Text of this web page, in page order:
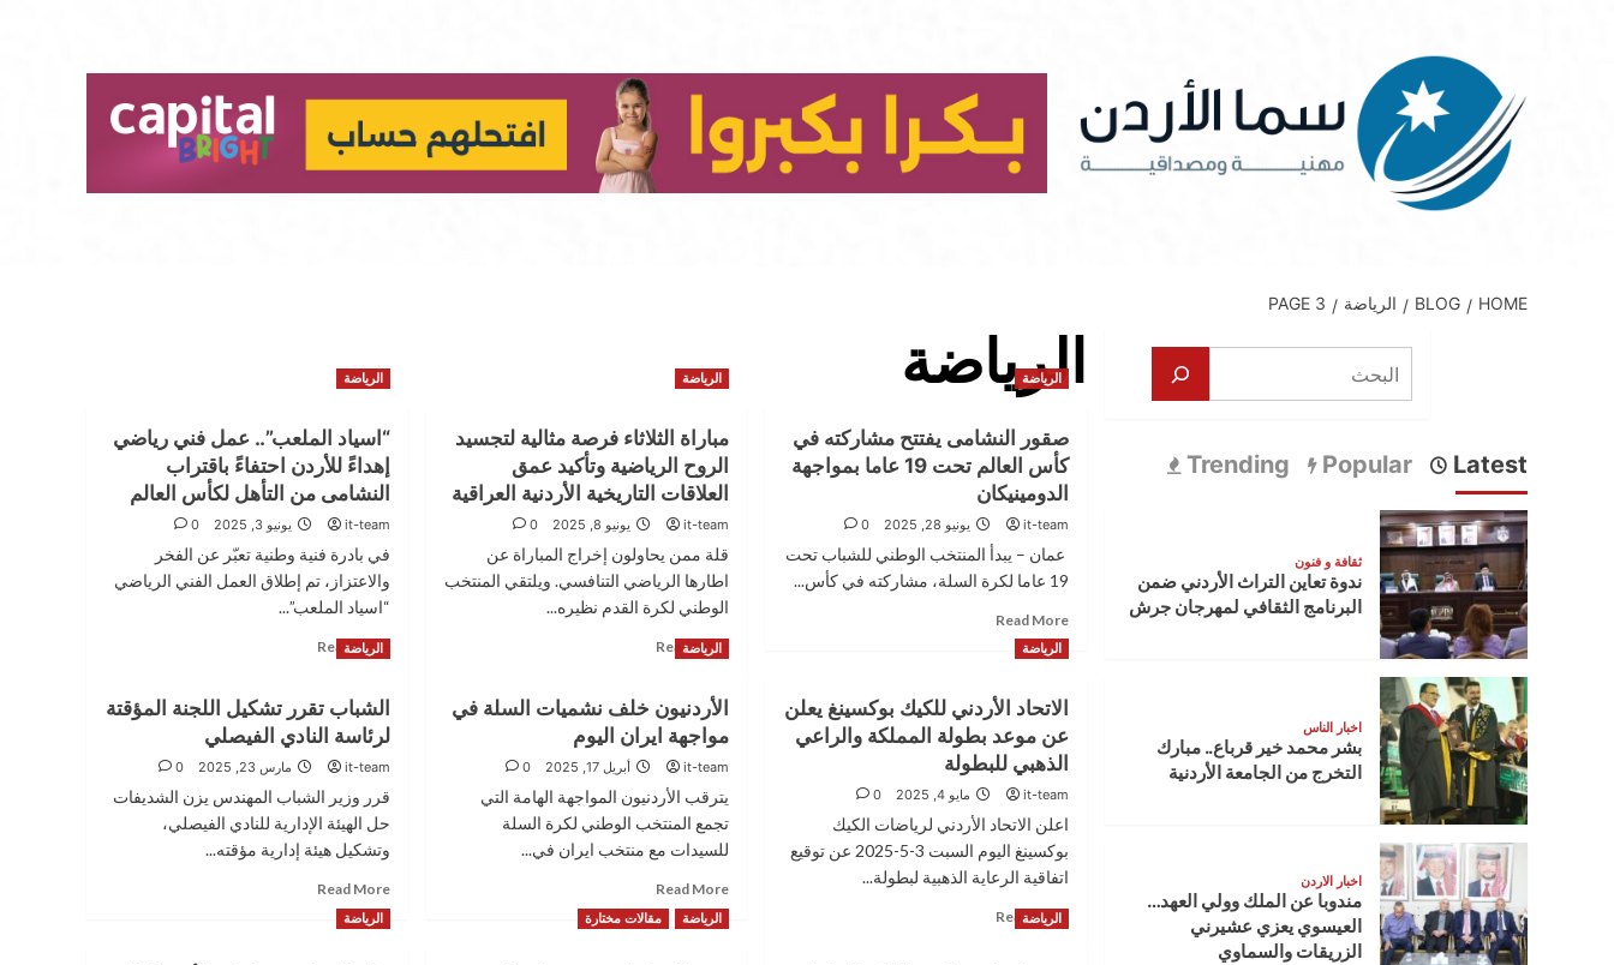
HOME
BLOG الرياضة PAGE 3
الرياضة
الرياضة
‏صقور النشامى يفتتح مشاركته في
كأس العالم تحت 19 عاما بمواجهة
الدومينيكان
it-team يونيو 28, 2025 0
‏ ‏‏عمان – يبدأ المنتخب الوطني للشباب تحت
19 عاما لكرة السلة، مشاركته في كأس...
Read More
النشامى
يفتتح
مشاركته
في
كأس
العالم
تحت
19
عاما
الرياضة
مباراة الثلاثاء فرصة مثالية لتجسيد
الروح الرياضية وتأكيد عمق
العلاقات التاريخية الأردنية العراقية
it-team يونيو 8, 2025 0
قلة ممن يحاولون إخراج المباراة عن
اطارها الرياضي التنافسي. ويلتقي المنتخب
الوطني لكرة القدم نظيره...
Read More
Read
مباراة
الثلاثاء
فرصة
مثالية
لتجسيد
الروح
الرياضية
عمق
العلاقات
الرياضة
“اسياد الملعب”.. عمل فني رياضي
إهداءً للأردن احتفاءً باقتراب
النشامى من التأهل لكأس العالم
it-team يونيو 3, 2025 0
في بادرة فنية وطنية تعبّر عن الفخر
والاعتزاز، تم إطلاق العمل الفني الرياضي
“اسياد الملعب”...
Read More
“اسياد
الملعب”..
عمل
رياضي
إهداءً
للأردن
الرياضة
الاتحاد الأردني للكيك بوكسينغ يعلن
عن موعد بطولة المملكة والراعي
الذهبي للبطولة
it-team مايو 4, 2025 0
اعلن الاتحاد الأردني لرياضات الكيك
بوكسينغ اليوم السبت 3-5-2025 عن توقيع
اتفاقية الرعاية الذهبية لبطولة...
Read More
الرياضة
الأردنيون خلف نشميات السلة في
مواجهة ايران اليوم
it-team أبريل 17, 2025 0
يترقب الأردنيون المواجهة الهامة التي
تجمع المنتخب الوطني لكرة السلة
للسيدات مع منتخب ايران في...
Read More
Read
more
about
الرياضة
الشباب تقرر تشكيل اللجنة المؤقتة
لرئاسة النادي الفيصلي
it-team مارس 23, 2025 0
قرر وزير الشباب المهندس يزن الشديفات
حل الهيئة الإدارية للنادي الفيصلي،
وتشكيل هيئة إدارية مؤقته...
Read More
الرياضة الرياضة مقالات مختارة الرياضة
البحث
Latest
Popular
Trending
ثقافة و فنون
ندوة تعاين التراث الأردني ضمن
البرنامج الثقافي لمهرجان جرش
اخبار الناس
بشر محمد خير قرباع.. مبارك
التخرج من الجامعة الأردنية
اخبار الاردن
مندوبا عن الملك وولي العهد…
العيسوي يعزي عشيرني
الزريقات والسماوي